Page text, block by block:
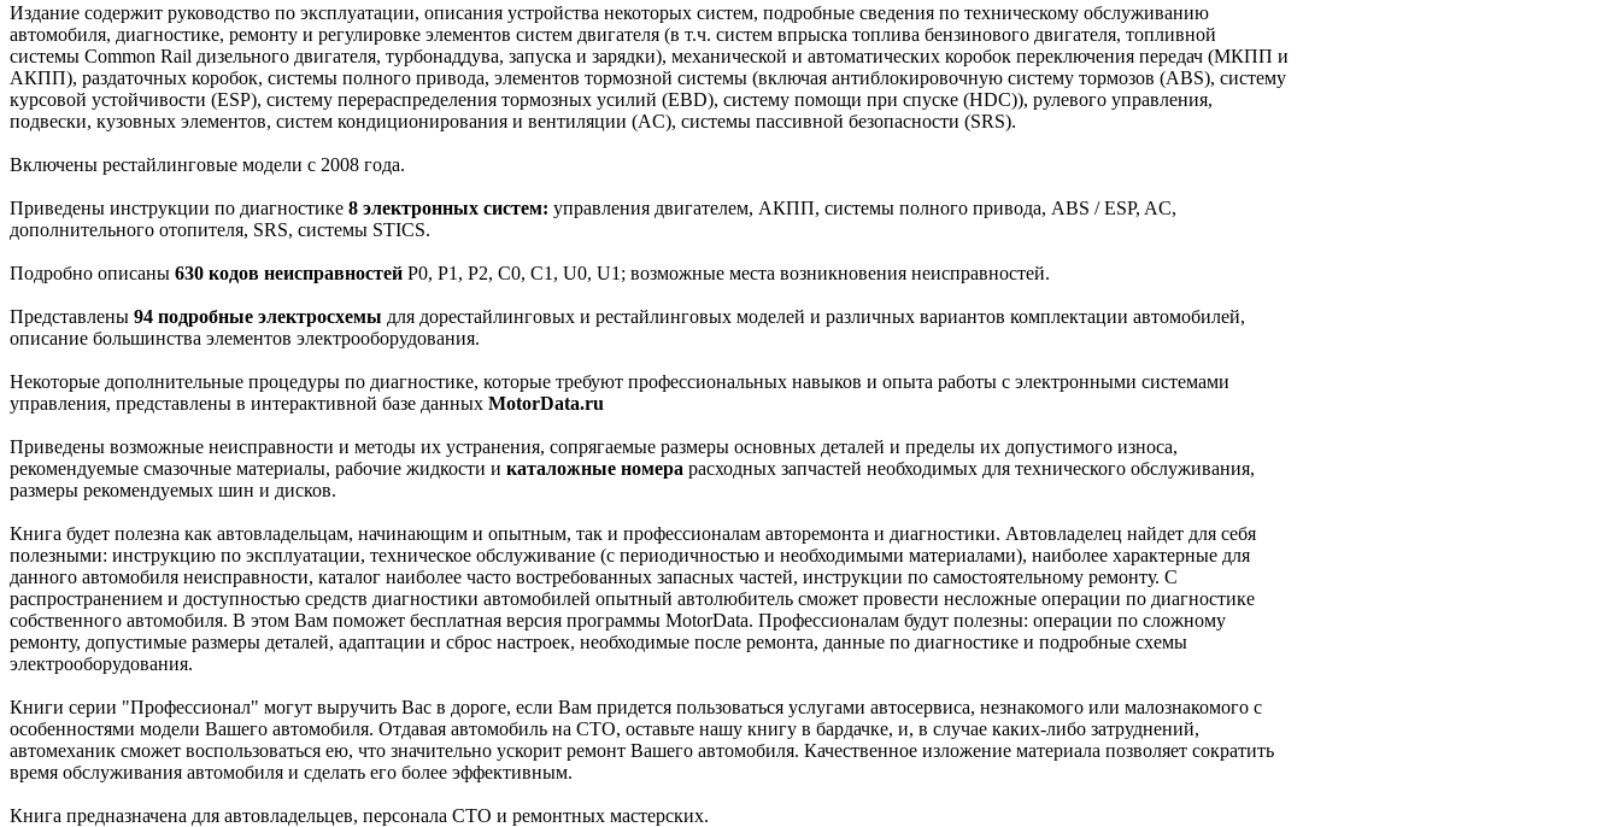
Издание содержит руководство по эксплуатации, описания устройства некоторых систем, подробные сведения по техническому обслуживанию
автомобиля, диагностике, ремонту и регулировке элементов систем двигателя (в т.ч. систем впрыска топлива бензинового двигателя, топливной
системы Common Rail дизельного двигателя, турбонаддува, запуска и зарядки), механической и автоматических коробок переключения передач (МКПП и
АКПП), раздаточных коробок, системы полного привода, элементов тормозной системы (включая антиблокировочную систему тормозов (ABS), систему
курсовой устойчивости (ESP), систему перераспределения тормозных усилий (EBD), систему помощи при спуске (HDC)), рулевого управления,
подвески, кузовных элементов, систем кондиционирования и вентиляции (AC), системы пассивной безопасности (SRS).
Включены рестайлинговые модели c 2008 года.
Приведены инструкции по диагностике 8 электронных систем: управления двигателем, АКПП, системы полного привода, ABS / ESP, AC,
дополнительного отопителя, SRS, системы STICS.
Подробно описаны 630 кодов неисправностей P0, P1, P2, С0, C1, U0, U1; возможные места возникновения неисправностей.
Представлены 94 подробные электросхемы для дорестайлинговых и рестайлинговых моделей и различных вариантов комплектации автомобилей,
описание большинства элементов электрооборудования.
Некоторые дополнительные процедуры по диагностике, которые требуют профессиональных навыков и опыта работы с электронными системами
управления, представлены в интерактивной базе данных MotorData.ru
Приведены возможные неисправности и методы их устранения, сопрягаемые размеры основных деталей и пределы их допустимого износа,
рекомендуемые смазочные материалы, рабочие жидкости и каталожные номера расходных запчастей необходимых для технического обслуживания,
размеры рекомендуемых шин и дисков.
Книга будет полезна как автовладельцам, начинающим и опытным, так и профессионалам авторемонта и диагностики. Автовладелец найдет для себя
полезными: инструкцию по эксплуатации, техническое обслуживание (с периодичностью и необходимыми материалами), наиболее характерные для
данного автомобиля неисправности, каталог наиболее часто востребованных запасных частей, инструкции по самостоятельному ремонту. С
распространением и доступностью средств диагностики автомобилей опытный автолюбитель сможет провести несложные операции по диагностике
собственного автомобиля. В этом Вам поможет бесплатная версия программы MotorData. Профессионалам будут полезны: операции по сложному
ремонту, допустимые размеры деталей, адаптации и сброс настроек, необходимые после ремонта, данные по диагностике и подробные схемы
электрооборудования.
Книги серии "Профессионал" могут выручить Вас в дороге, если Вам придется пользоваться услугами автосервиса, незнакомого или малознакомого с
особенностями модели Вашего автомобиля. Отдавая автомобиль на СТО, оставьте нашу книгу в бардачке, и, в случае каких-либо затруднений,
автомеханик сможет воспользоваться ею, что значительно ускорит ремонт Вашего автомобиля. Качественное изложение материала позволяет сократить
время обслуживания автомобиля и сделать его более эффективным.
Книга предназначена для автовладельцев, персонала СТО и ремонтных мастерских.